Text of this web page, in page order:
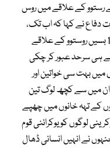
رستوو کے علاقے میں روس
دفاع نے کہا کہ اب تک،
ماریوپول سے تقریباً 300 افراد کے ساتھ 13 بسیں روستوو کے علاقے
ہی سرحد عبور کر چکی
میں بہت سی خواتین اور
ان میں سے کچھ لوگ تین
کے تہہ خانوں میں چھپے
لوگوں کو یوکرائنی قوم
نے انہیں انسانی ڈھال